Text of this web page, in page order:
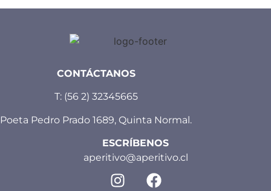
CONTÁCTANOS
T: (56 2) 32345665
Poeta Pedro Prado 1689, Quinta Normal.
ESCRÍBENOS
aperitivo@aperitivo.cl